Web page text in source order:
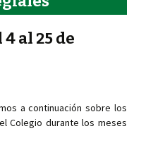
al 25 de
a continuación sobre los
Colegio durante los meses